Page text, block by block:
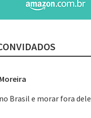
Brasil e morar fora dele